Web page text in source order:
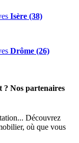
Isère (38)
Drôme (26)
? Nos partenaires
Découvrez
où que vous